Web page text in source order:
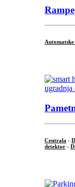
Rampe
Centrala -
detektor -